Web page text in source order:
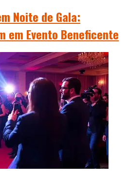
Noite de Gala:
em Evento Beneficente